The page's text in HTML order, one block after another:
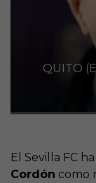
QUITO
El Sevilla FC
Cordón como